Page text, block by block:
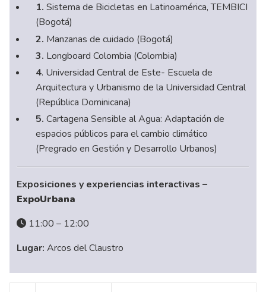
1. Sistema de Bicicletas en Latinoamérica, TEMBICI
(Bogotá)
2. Manzanas de cuidado (Bogotá)
3. Longboard Colombia (Colombia)
4. Universidad Central de Este- Escuela de
Arquitectura y Urbanismo de la Universidad Central
(República Dominicana)
5. Cartagena Sensible al Agua: Adaptación de
espacios públicos para el cambio climático
(Pregrado en Gestión y Desarrollo Urbanos)
Exposiciones y experiencias interactivas –
ExpoUrbana
11:00 – 12:00
Lugar:Arcos del Claustro